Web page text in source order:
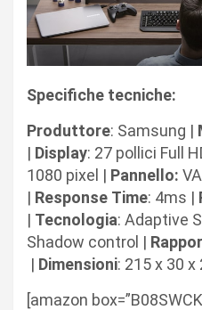
Specifiche tecniche:
Produttore: Samsung |
| Display: 27 pollici Full
1080 pixel | Pannello:
| Response Time: 4ms |
| Tecnologia: Adaptive
Shadow control |
| Dimensioni: 215 x 30 x
[amazon